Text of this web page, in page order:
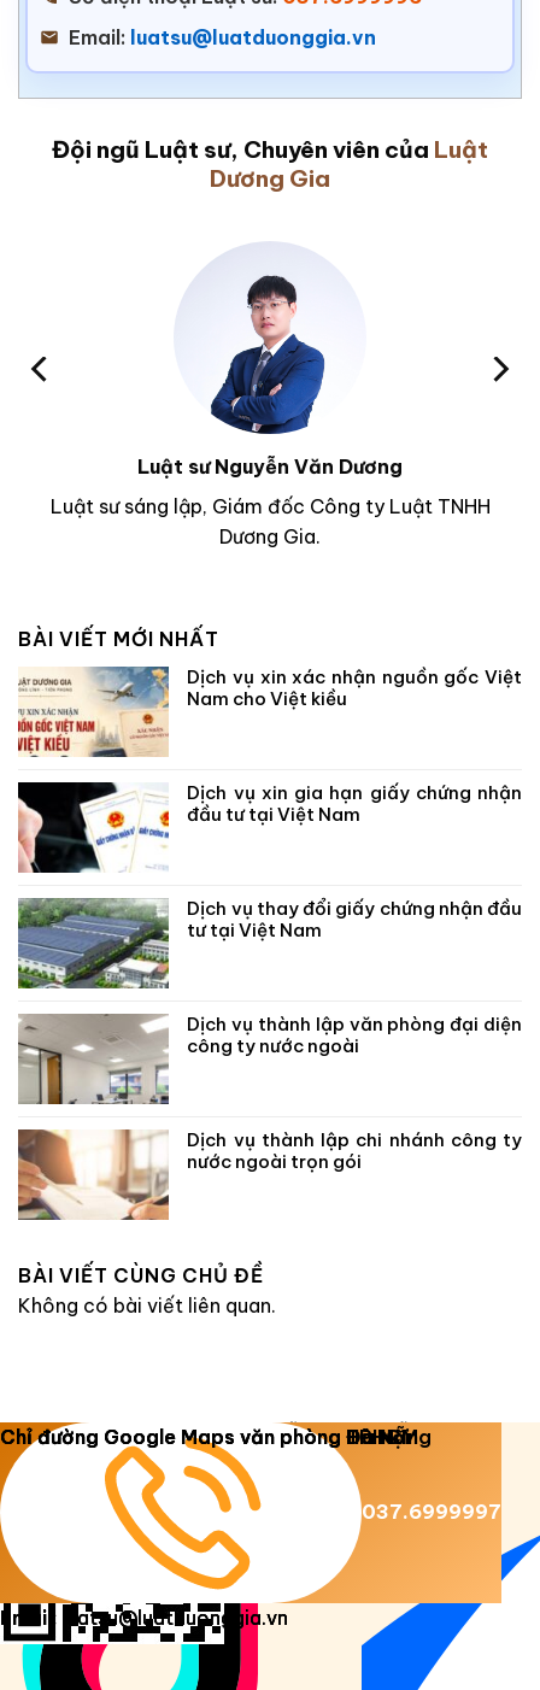
Email: luatsu@luatduonggia.vn
Đội ngũ Luật sư, Chuyên viên của Luật
Dương Gia
Luật sư Nguyễn Văn Dương
Luật sư sáng lập, Giám đốc Công ty Luật TNHH
Dương Gia.
BÀI VIẾT MỚI NHẤT
Dịch vụ xin xác nhận nguồn gốc Việt
Nam cho Việt kiều
Dịch vụ xin gia hạn giấy chứng nhận
đầu tư tại Việt Nam
Dịch vụ thay đổi giấy chứng nhận đầu
tư tại Việt Nam
Dịch vụ thành lập văn phòng đại diện
công ty nước ngoài
Dịch vụ thành lập chi nhánh công ty
nước ngoài trọn gói
BÀI VIẾT CÙNG CHỦ ĐỀ
Không có bài viết liên quan.
Copyright 2026 © Luật Dương Gia